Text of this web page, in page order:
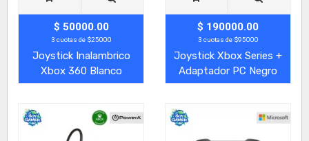
$ 50000.00
3 cuotas de $25000
Joystick Inalambrico
Xbox 360 Blanco
$ 190000.00
3 cuotas de $95000
Joystick Xbox Series +
Adaptador PC Negro